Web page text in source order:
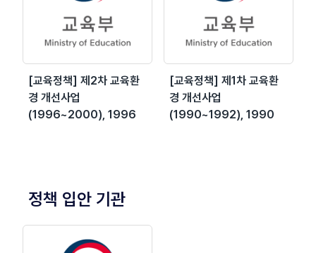
[교육정책] 제2차 교육환
경 개선사업
(1996~2000), 1996
[교육정책] 제1차 교육환
경 개선사업
(1990~1992), 1990
정책 입안 기관